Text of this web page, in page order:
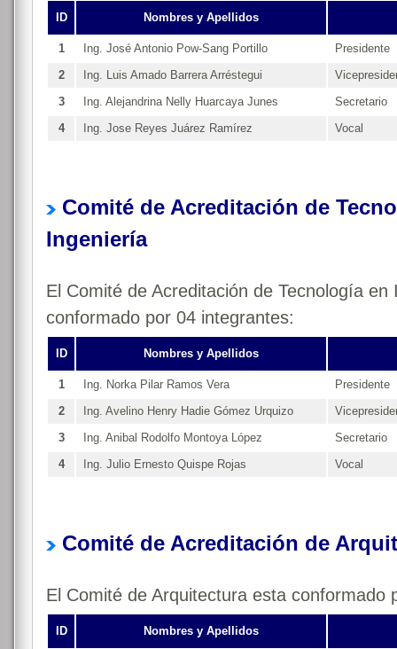
ID Nombres y Apellidos
1 Ing. José Antonio Pow-Sang Portillo
Presidente
2
Ing. Luis Amado Barrera Arréstegui
3
Ing. Alejandrina Nelly Huarcaya Junes
Secretario
4
Ing. Jose Reyes Juárez Ramírez Vocal
Comité de Acreditación de
Ingeniería
El Comité de Acreditación de Tecnología en
conformado por 04 integrantes:
ID Nombres y Apellidos
1 Ing. Norka Pilar Ramos Vera
Presidente
2
Ing. Avelino Henry Hadie Gómez Urquizo
3
Ing. Anibal Rodolfo Montoya López
Secretario
4
Ing. Julio Ernesto Quispe Rojas Vocal
Comité de Acreditación de
El Comité de Arquitectura esta conformado
ID Nombres y Apellidos